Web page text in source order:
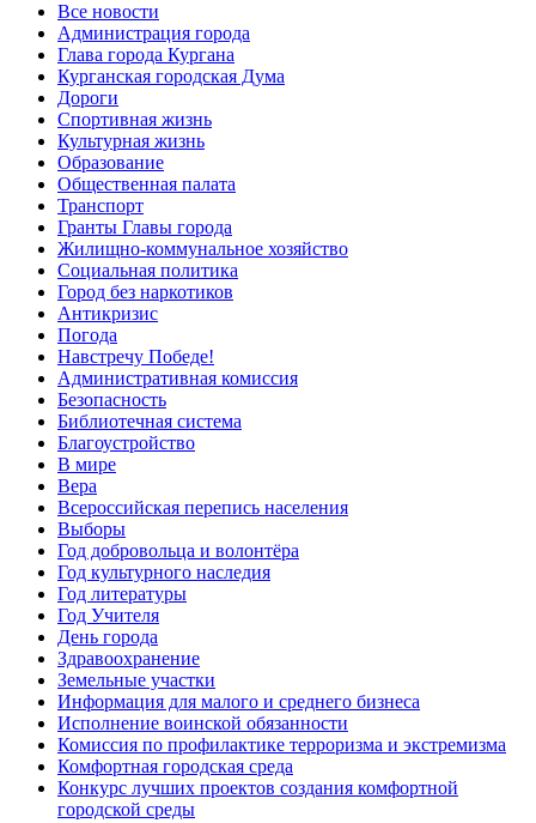
Все новости
Администрация города
Глава города Кургана
Курганская городская Дума
Дороги
Спортивная жизнь
Культурная жизнь
Образование
Общественная палата
Транспорт
Гранты Главы города
Жилищно-коммунальное хозяйство
Социальная политика
Город без наркотиков
Антикризис
Погода
Навстречу Победе!
Административная комиссия
Безопасность
Библиотечная система
Благоустройство
В мире
Вера
Всероссийская перепись населения
Выборы
Год добровольца и волонтёра
Год культурного наследия
Год литературы
Год Учителя
День города
Здравоохранение
Земельные участки
Информация для малого и среднего бизнеса
Исполнение воинской обязанности
Комиссия по профилактике терроризма и экстремизма
Комфортная городская среда
Конкурс лучших проектов создания комфортной
городской среды